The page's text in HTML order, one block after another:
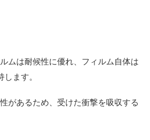
ムは耐候性に優れ、フィルム自体は
ます。
があるため、受けた衝撃を吸収する